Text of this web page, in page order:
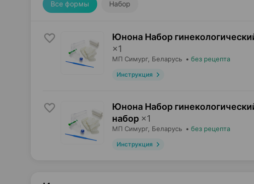
Все формы Набор
Юнона Набор
×1
МП Симург, Беларусь • без рецепта
Инструкция
Юнона Набор
набор ×1
МП Симург, Беларусь • без рецепта
Инструкция